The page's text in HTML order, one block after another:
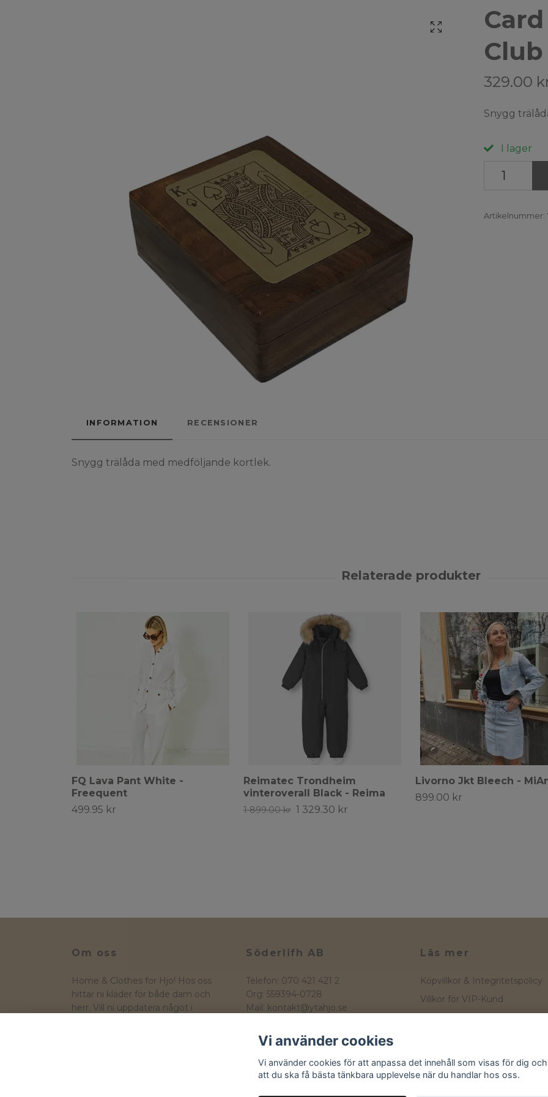
329.00
Snygg
I lager
Artikelnummer:
INFORMATION RECENSIONER
Snygg trälåda med medföljande kortlek.
FQ Lava Pant White -
Freequent
499.95 kr
Reimatec Trondheim
vinteroverall Black - Reima
1 899.00 kr 1 329.30 kr
Livorno Jkt Bleech -
899.00 kr
Om oss
Home & Clothes for Hjo! Hos oss
hittar ni kläder för både dam och
herr. Vill ni uppdatera något i
Söderlifh AB
Telefon: 070 421 421 2
Org: 559394-0728
Mail: kontakt@ytahjo.se
544 30 Hjo
Läs mer
Köpvillkor & Integritetspolicy
Villkor för VIP-Kund
Vi använder cookies
Vi använder cookies för att anpassa det innehåll som visas för dig
att du ska få bästa tänkbara upplevelse när du handlar hos oss.